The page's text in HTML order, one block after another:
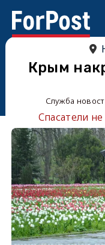
Крым
Служба
Спасатели